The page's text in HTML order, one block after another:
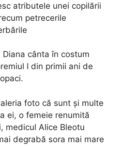
atributele unei copilării
petrecerile
cânta în costum
I din primii ani de
foto că sunt și multe
ei, o femeie renumită
medicul Alice Bleotu
degrabă sora mai mare